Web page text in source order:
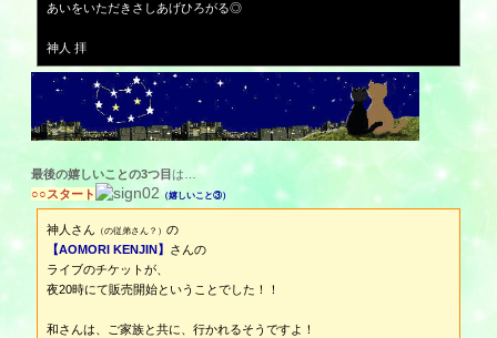
あいをいただきさしあげひろがる◎
神人 拝
最後の嬉しいことの3つ目は…
○○スタート
（嬉しいこと③）
神人さん （の従弟さん？）の
【AOMORI KENJIN】 さんの
ライブのチケットが、
夜20時にて販売開始ということでした！！
和さんは、ご家族と共に、行かれるそうですよ！